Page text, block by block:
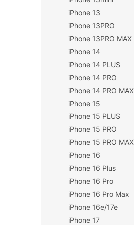
iPhone 13
iPhone 13PRO
iPhone 13PRO MAX
iPhone 14
iPhone 14 PLUS
iPhone 14 PRO
iPhone 14 PRO MAX
iPhone 15
iPhone 15 PLUS
iPhone 15 PRO
iPhone 15 PRO MAX
iPhone 16
iPhone 16 Plus
iPhone 16 Pro
iPhone 16 Pro Max
iPhone 16e/17e
iPhone 17